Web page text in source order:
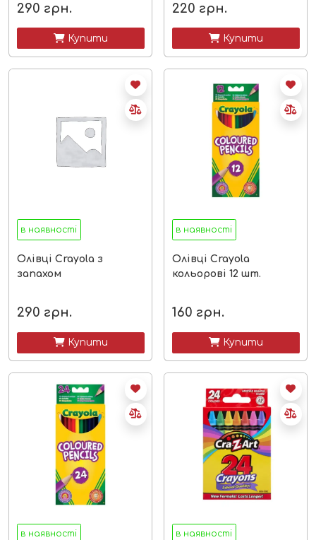
290 грн.
 Купити
220 грн.
 Купити
в наявності
Олівці Crayola з
запахом
290 грн.
 Купити
в наявності
Олівці Crayola
кольорові 12 шт.
160 грн.
 Купити
в наявності в наявності